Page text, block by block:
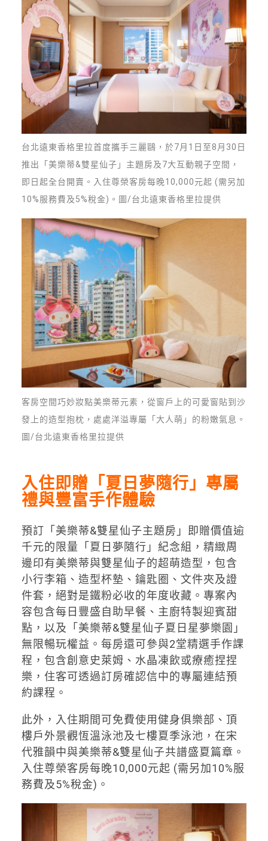
台北遠東香格里拉首度攜手三麗鷗，於7月1日至8月30日
推出「美樂蒂&雙星仙子」主題房及7大互動親子空間，
即日起全台開賣。入住尊榮客房每晚10,000元起 (需另加
10%服務費及5%稅金)。圖/台北遠東香格里拉提供
客房空間巧妙妝點美樂蒂元素，從窗戶上的可愛窗貼到沙
發上的造型抱枕，處處洋溢專屬「大人萌」的粉嫩氣息。
圖/台北遠東香格里拉提供
入住即贈「夏日夢隨行」專屬
禮與豐富手作體驗
預訂「美樂蒂&雙星仙子主題房」即贈價值逾
千元的限量「夏日夢隨行」紀念組，精緻周
邊印有美樂蒂與雙星仙子的超萌造型，包含
小行李箱、造型杯墊、鑰匙圈、文件夾及證
件套，絕對是鐵粉必收的年度收藏。專案內
容包含每日豐盛自助早餐、主廚特製迎賓甜
點，以及「美樂蒂&雙星仙子夏日星夢樂園」
無限暢玩權益。每房還可參與2堂精選手作課
程，包含創意史萊姆、水晶凍飲或療癒捏捏
樂，住客可透過訂房確認信中的專屬連結預
約課程。
此外，入住期間可免費使用健身俱樂部、頂
樓戶外景觀恆溫泳池及七樓夏季泳池，在宋
代雅韻中與美樂蒂&雙星仙子共譜盛夏篇章。
入住尊榮客房每晚10,000元起 (需另加10%服
務費及5%稅金)。